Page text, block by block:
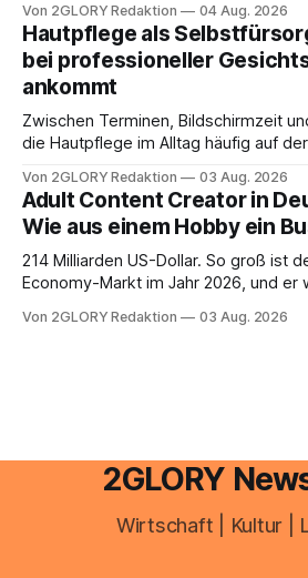
besitzt, loggt sich heute über das
Portal ein. Der klassische Arcor Login
Von 2GLORY Redaktion 04 Aug. 2026
Hautpflege als
bei professioneller
ankommt
Zwischen Terminen, Bildschirmzeit
die Hautpflege im Alltag häufig auf
Drogerie – mehr ist zeitlich oft nicht
Haut empfindlich auf Stress,
Umwelteinflüsse: Sie wirkt müde,
Unreinheiten. Professionelle
Von 2GLORY Redaktion 03 Aug. 2026
Adult Content Creator in
Wie aus einem Hobby ein
214 Milliarden US-Dollar. So groß ist
Economy-Markt im Jahr 2026, und er
ist längst ein ernstzunehmender
Von 2GLORY Redaktion 03 Aug. 2026
2GLORY
Wirtschaft | Kultur |